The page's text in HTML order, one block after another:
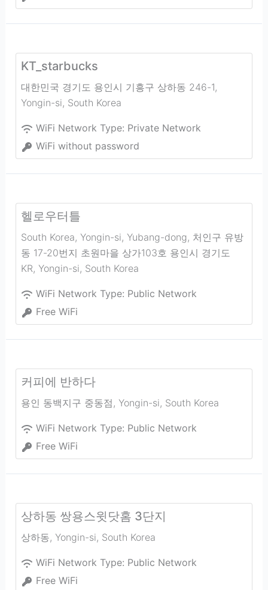
KT_starbucks
대한민국 경기도 용인시 기흥구 상하동 246-1,
Yongin-si, South Korea
WiFi Network Type: Private Network
WiFi without password
헬로우터틀
South Korea, Yongin-si, Yubang-dong, 처인구 유방
동 17-20번지 초원마을 상가103호 용인시 경기도
KR, Yongin-si, South Korea
WiFi Network Type: Public Network
Free WiFi
커피에 반하다
용인 동백지구 중동점, Yongin-si, South Korea
WiFi Network Type: Public Network
Free WiFi
상하동 쌍용스윗닷홈 3단지
상하동, Yongin-si, South Korea
WiFi Network Type: Public Network
Free WiFi